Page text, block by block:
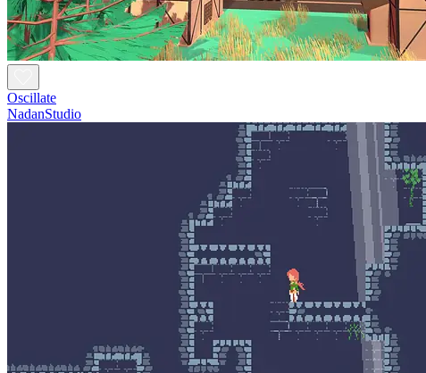
Oscillate
NadanStudio